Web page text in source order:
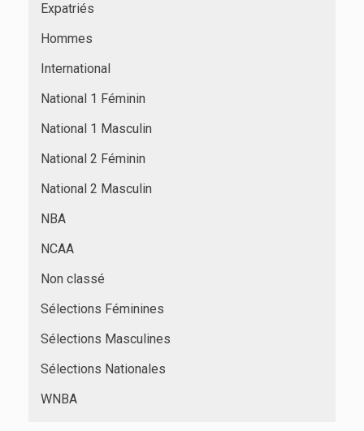
Expatriés
Hommes
International
National 1 Féminin
National 1 Masculin
National 2 Féminin
National 2 Masculin
NBA
NCAA
Non classé
Sélections Féminines
Sélections Masculines
Sélections Nationales
WNBA